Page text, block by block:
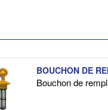
BOUCHON DE
Bouchon de